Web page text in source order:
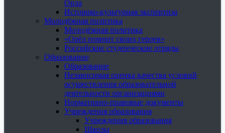
Орла
Историко-культурная экспертиза
Молодёжная политика
Молодёжная политика
«Орёл помнит своих героев»
Российские студенческие отряды
Образование
Образование
Независимая оценка качества условий
осуществления образовательной
деятельности организациями
Нормативно-правовые документы
Учреждения образования
Учреждения образования
Школы